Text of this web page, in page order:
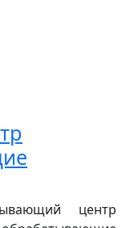
центр